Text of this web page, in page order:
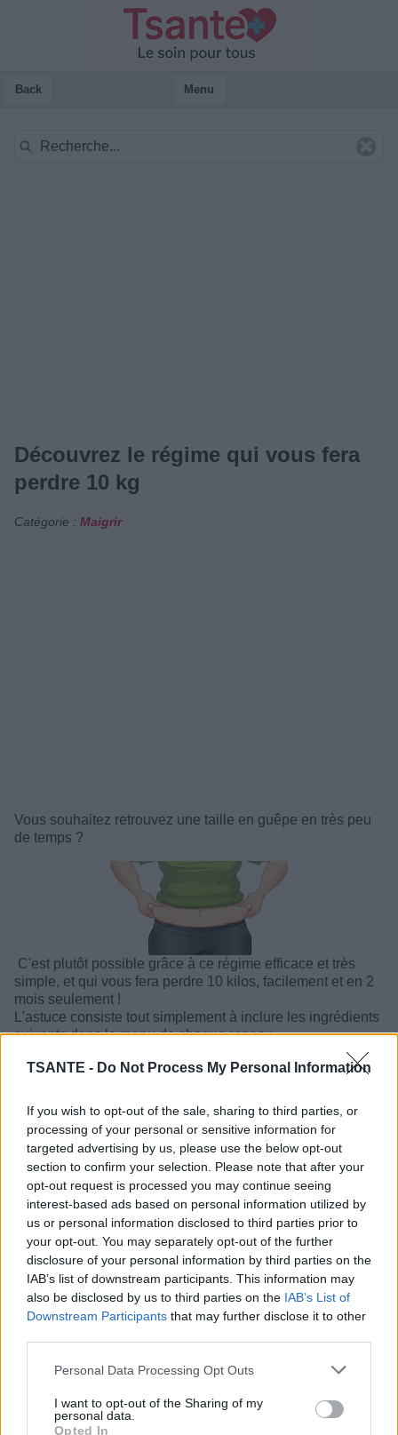
TSANTE - Do Not Process My Personal Information
If you wish to opt-out of the sale, sharing to third parties, or
processing of your personal or sensitive information for
targeted advertising by us, please use the below opt-out
section to confirm your selection. Please note that after your
opt-out request is processed you may continue seeing
interest-based ads based on personal information utilized by
us or personal information disclosed to third parties prior to
your opt-out. You may separately opt-out of the further
disclosure of your personal information by third parties on the
IAB’s list of downstream participants. This information may
also be disclosed by us to third parties on the IAB’s List of
Downstream Participants that may further disclose it to other
Personal Data Processing Opt Outs
I want to opt-out of the Sharing of my
personal data.
Opted In
Back Menu
Découvrez le régime qui vous fera
perdre 10 kg
Catégorie : Maigrir
Vous souhaitez retrouvez une taille en guêpe en très peu
de temps ?
C'est plutôt possible grâce à ce régime efficace et très
simple, et qui vous fera perdre 10 kilos, facilement et en 2
mois seulement !
L'astuce consiste tout simplement à inclure les ingrédients
suivants dans le menu de chaque repas :
- Un bouillon
- Une tranche de jambon
- Un yaourt nature
Vous pouvez utiliser le jambon de dinde, porc, ou poulet.